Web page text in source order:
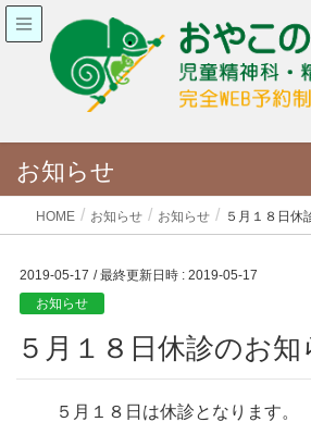
お知らせ
HOME お知らせ お知らせ ５月１８日休
2019-05-17 / 最終更新日時 : 2019-05-17
お知らせ
５月１８日休診のお
５月１８日は休診となります。